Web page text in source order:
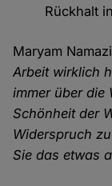
Rückhalt
Maryam
Arbeit wirklich
immer über die
Schönheit der
Widerspruch
Sie das etwas